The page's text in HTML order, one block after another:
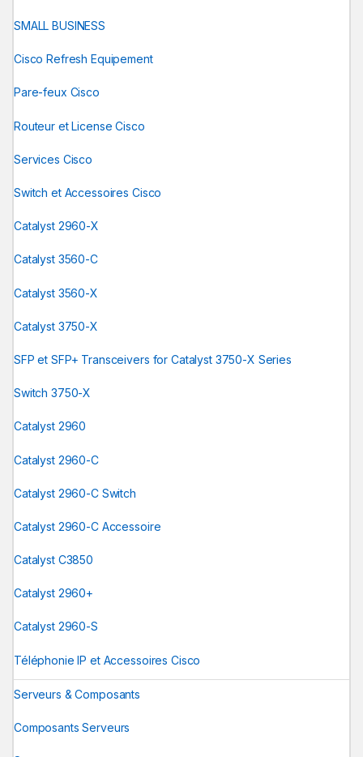
SMALL BUSINESS
Cisco Refresh Equipement
Pare-feux Cisco
Routeur et License Cisco
Services Cisco
Switch et Accessoires Cisco
Catalyst 2960-X
Catalyst 3560-C
Catalyst 3560-X
Catalyst 3750-X
SFP et SFP+ Transceivers for Catalyst 3750-X Series
Switch 3750-X
Catalyst 2960
Catalyst 2960-C
Catalyst 2960-C Switch
Catalyst 2960-C Accessoire
Catalyst C3850
Catalyst 2960+
Catalyst 2960-S
Téléphonie IP et Accessoires Cisco
Serveurs & Composants
Composants Serveurs